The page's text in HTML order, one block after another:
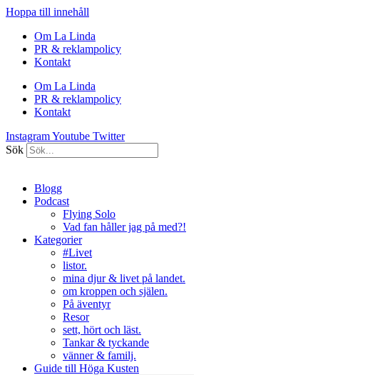
Hoppa till innehåll
Om La Linda
PR & reklampolicy
Kontakt
Om La Linda
PR & reklampolicy
Kontakt
InstagramYoutube Twitter
Sök
Blogg
Podcast
Flying Solo
Vad fan håller jag på med?!
Kategorier
#Livet
listor.
mina djur & livet på landet.
om kroppen och själen.
På äventyr
Resor
sett, hört och läst.
Tankar & tyckande
vänner & familj.
Guide till Höga Kusten